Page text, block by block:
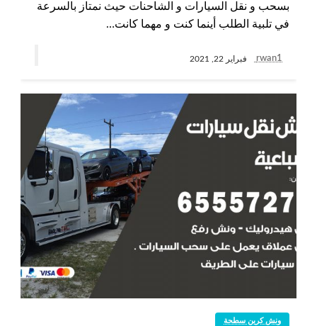
بسحب و نقل السيارات و الشاحنات حيث نمتاز بالسرعة
في تلبية الطلب أينما كنت و مهما كانت…
rwan1 فبراير 22, 2021
ونش كرين سطحة